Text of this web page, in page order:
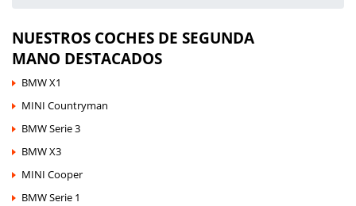
NUESTROS COCHES DE SEGUNDA
MANO DESTACADOS
BMW X1
MINI Countryman
BMW Serie 3
BMW X3
MINI Cooper
BMW Serie 1